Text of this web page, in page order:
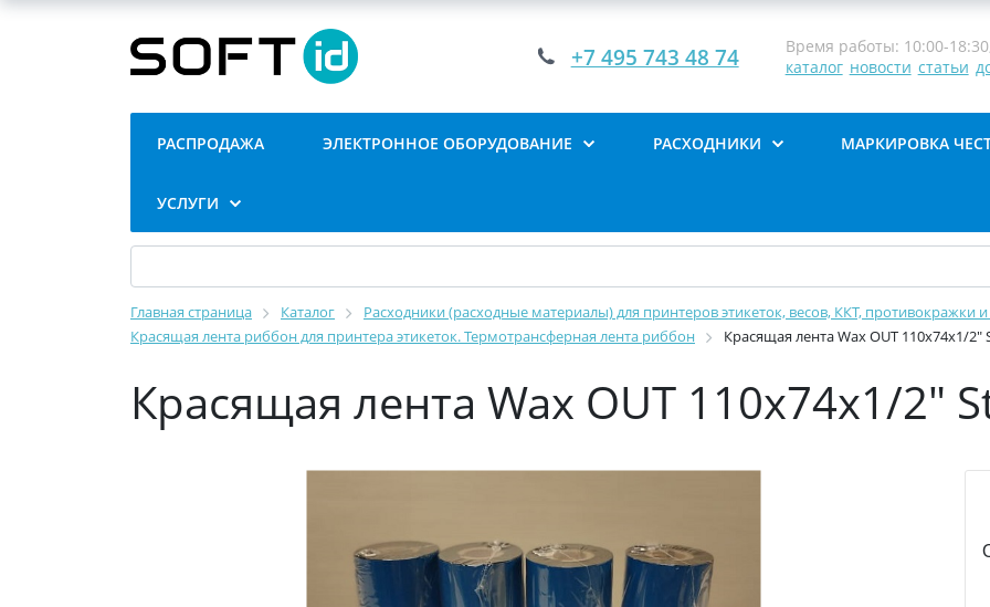
+7 495 743 48 74
Время работы: 10:00-
каталог новости статьи
РАСПРОДАЖА ЭЛЕКТРОННОЕ ОБОРУДОВАНИЕ РАСХОДНИКИ МАРКИРОВКА
УСЛУГИ
Главная страница Каталог
Расходники (расходные материалы) для принтеров этикеток, весов, ККТ, противокражки
Красящая лента риббон для принтера этикеток. Термотрансферная лента риббон
Красящая лента Wax OUT 110х74х1/
Красящая лента Wax OUT 110х74х1/2"